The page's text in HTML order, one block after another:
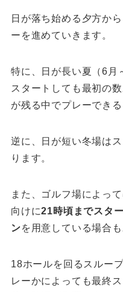
日が落ち始める夕方か
ーを進めていきます。
特に、日が長い夏（6月
スタートしても最初の
が残る中でプレーできる
逆に、日が短い冬場は
ります。
また、ゴルフ場によっ
向けに21時頃までスタ
ンを用意している場合も
18ホールを回るスルー
レーかによっても最終